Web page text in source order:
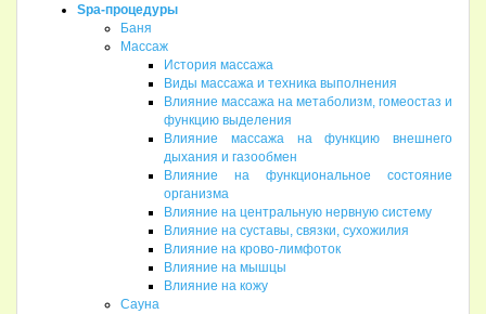
Spa-процедуры
Баня
Массаж
История массажа
Виды массажа и техника выполнения
Влияние массажа на метаболизм, гомеостаз и
функцию выделения
Влияние массажа на функцию внешнего
дыхания и газообмен
Влияние на функциональное состояние
организма
Влияние на центральную нервную систему
Влияние на суставы, связки, сухожилия
Влияние на крово-лимфоток
Влияние на мышцы
Влияние на кожу
Сауна